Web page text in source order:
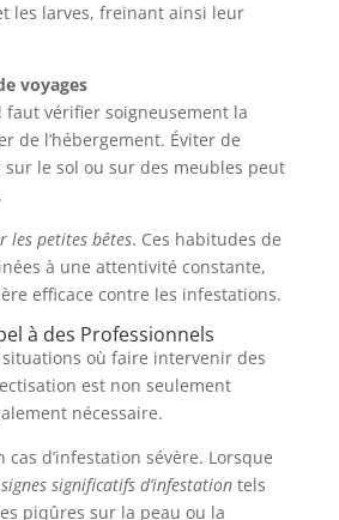
les larves, freinant ainsi leur
voyages
faut vérifier soigneusement la
de l’hébergement. Éviter de
sur le sol ou sur des meubles peut
les petites bêtes. Ces habitudes de
à une attentivité constante,
efficace contre les infestations.
à des Professionnels
où faire intervenir des
est non seulement
nécessaire.
cas d’infestation sévère. Lorsque
signes significatifs d’infestationtels
piqûres sur la peau ou la